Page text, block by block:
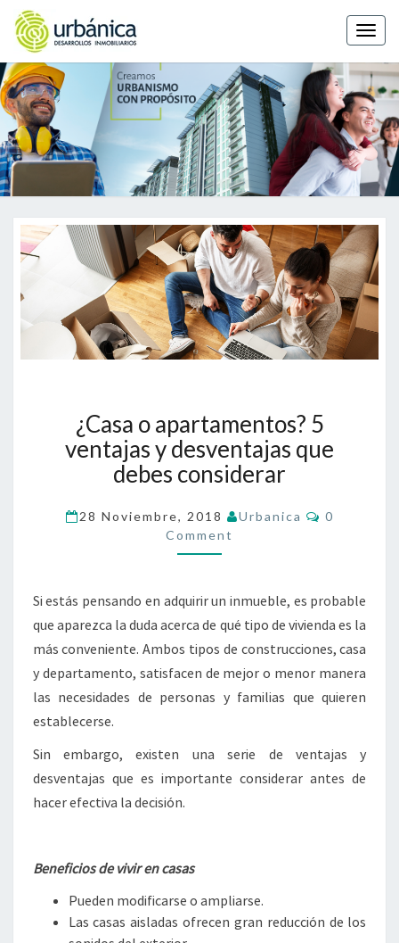
¿Casa o apartamentos? 5
ventajas y desventajas que
debes considerar
28 Noviembre, 2018 Urbanica
0
Comment
Si estás pensando en adquirir un inmueble, es probable
que aparezca la duda acerca de qué tipo de vivienda es la
más conveniente. Ambos tipos de construcciones, casa
y departamento, satisfacen de mejor o menor manera
las necesidades de personas y familias que quieren
establecerse.
Sin embargo, existen una serie de ventajas y
desventajas que es importante considerar antes de
hacer efectiva la decisión.
Beneficios de vivir en casas
Pueden modificarse o ampliarse.
Las casas aisladas ofrecen gran reducción de los